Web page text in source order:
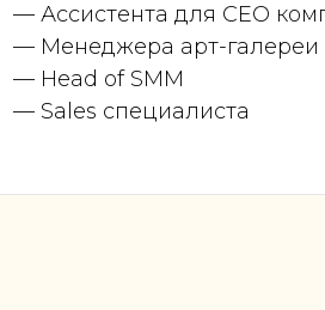
— Ассистента для CEO
— Менеджера арт-галереи
— Head of SMM
— Sales специалиста